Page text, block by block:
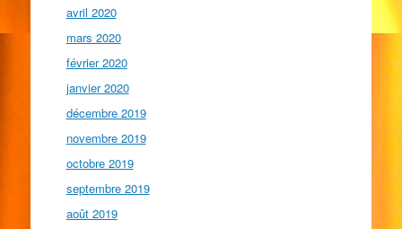
avril 2020
mars 2020
février 2020
janvier 2020
décembre 2019
novembre 2019
octobre 2019
septembre 2019
août 2019